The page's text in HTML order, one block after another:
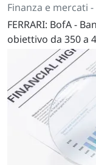
Finanza e mercati
FERRARI: BofA -
obiettivo da 350 a